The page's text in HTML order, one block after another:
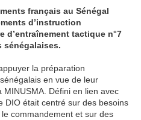
français au Sénégal
d’instruction
d’entraînement tactique n°7
sénégalaises.
la préparation
en vue de leur
Défini en lien avec
DIO était centré sur des besoins
commandement et sur des